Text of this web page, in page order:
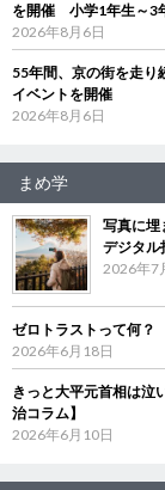
を開催 小学1年生～3
2026年8月6日
55年間、京の街を走
イベントを開催
2026年8月6日
まめ学
写真に
デジタル
2026年7
ゼロトラストって何？
2026年6月18日
きっと大平元首相は
治コラム】
2026年6月10日